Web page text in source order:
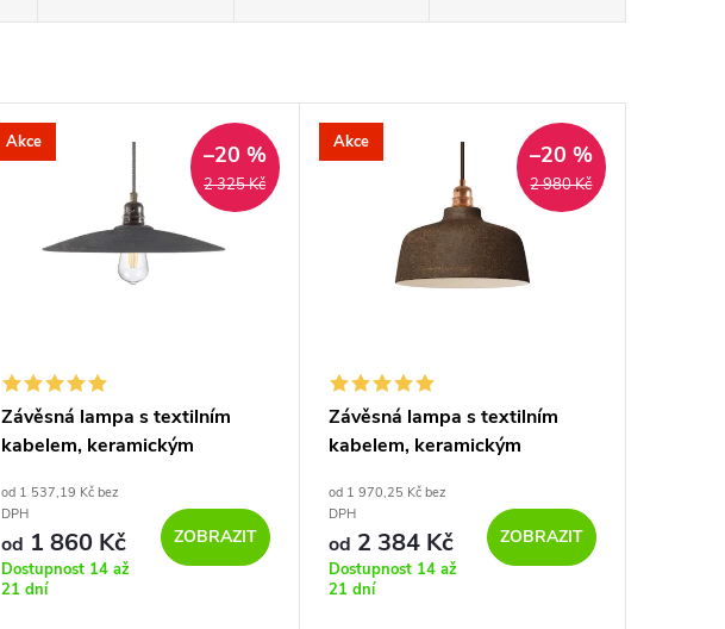
Akce
2 325 Kč
–20 %
Závěsná lampa s textilním
kabelem, keramickým
od 1 537,19 Kč bez
DPH
od 1 860 Kč
Dostupnost 14 až
21 dní
ZOBRAZIT
Akce
2 980 Kč
–20 %
Závěsná lampa s textilním
kabelem, keramickým
kovovými detaily
od 1 970,25 Kč bez
DPH
od 2 384 Kč
Dostupnost 14 až
21 dní
ZOBRAZIT